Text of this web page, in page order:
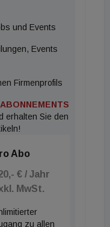
und Events
Events
Firmenprofils
ABONNEMENTS
erhalten Sie den
Abo
€ / Jahr
MwSt.
zu allen